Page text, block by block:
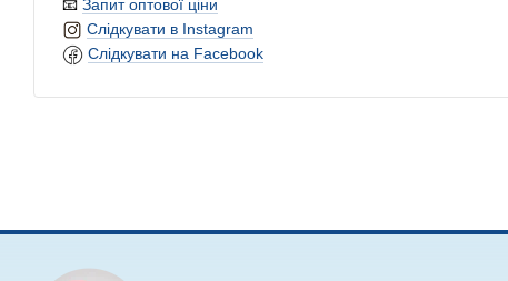
📧 Запит оптової ціни
Слідкувати в Instagram
Слідкувати на Facebook